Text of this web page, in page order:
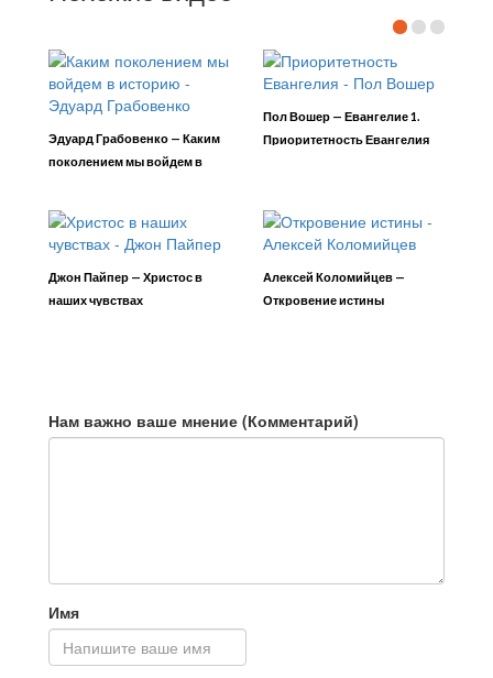
Эдуард Грабовенко — Каким
поколением мы войдем в
Пол Вошер — Евангелие 1.
Приоритетность Евангелия
Джон Пайпер — Христос в
наших чувствах
Алексей Коломийцев —
Откровение истины
Нам важно ваше мнение (Комментарий)
Имя